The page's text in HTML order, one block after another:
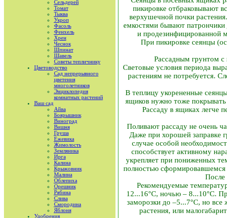
Сельдерей
Томат
Тыква
Укроп
Фасоль
Фенхель
Хрен
Чеснок
Шпинат
Шавель
Советы тепличнику
Цветоводство
Сад непрерывного
цветения
многолетников
Энциклопедия
комнатных растений
Ваш сад
Айва
Боярышник
Виноград
Вишня
Груша
Ежевика
Жимолость
Земляника
Ирга
Калина
Крыжовник
Малина
Облепиха
Орешник
Рябина
Слива
Смородина
Яблоня
Удобрения
пикировке отбраковывают
верхушечной почки
емкостями бывают
и продезинфицированной
При пикировке сеянцы
Рассадным грунтом с
Световые условия периода
растениям не потребуется.
В теплицу укорененные
ящиков нужно тоже покрывать
Рассаду в ящиках легче
Поливают рассаду не очень
Даже при хорошей заправке
случае особой
способствует активному
укрепляет при пониженных
полностью сформировавшемся
После
Рекомендуемые
12...16°C, ночью – 8...10°C.
заморозки до –5...7°C, но все
растения, или